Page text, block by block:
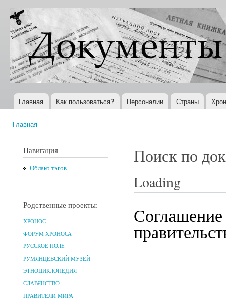
Документы
XX века
Всемирная
история в
Интернете
Главное меню
Главная Как пользоваться? Персоналии Страны
Главная
Навигация
Облако тэгов
Родственные проекты:
ХРОНОС
ФОРУМ ХРОНОСА
РУССКОЕ ПОЛЕ
РУМЯНЦЕВСКИЙ МУЗЕЙ
ЭТНОЦИКЛОПЕДИЯ
СЛАВЯНСТВО
ПРАВИТЕЛИ МИРА
Поиск по
Loading